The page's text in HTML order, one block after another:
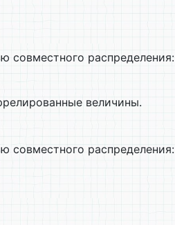
совместного распределения:
величины.
совместного распределения:
сведения